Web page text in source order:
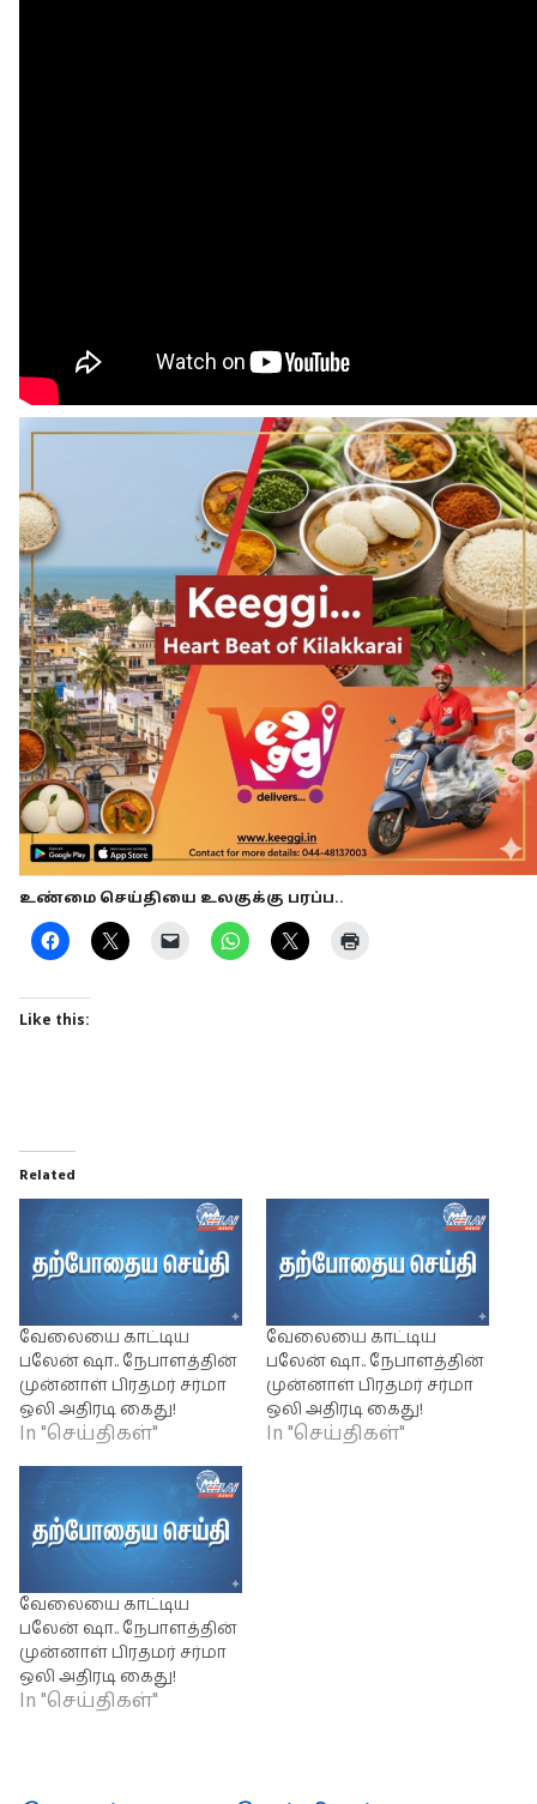
உண்மை செய்தியை உலகுக்கு பரப்ப..
Like this:
Related
வேலையை காட்டிய
பலேன் ஷா.. நேபாளத்தின்
முன்னாள் பிரதமர் சர்மா
ஒலி அதிரடி கைது!
In "செய்திகள்"
வேலையை காட்டிய
பலேன் ஷா.. நேபாளத்தின்
முன்னாள் பிரதமர் சர்மா
ஒலி அதிரடி கைது!
In "செய்திகள்"
வேலையை காட்டிய
பலேன் ஷா.. நேபாளத்தின்
முன்னாள் பிரதமர் சர்மா
ஒலி அதிரடி கைது!
In "செய்திகள்"